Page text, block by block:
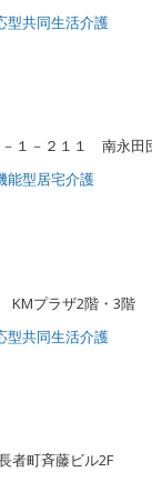
型共同生活介護
１－２１１ 南永田
能型居宅介護
KMプラザ2階・3階
型共同生活介護
者町斉藤ビル2F